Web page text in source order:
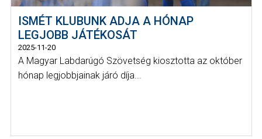
ISMÉT KLUBUNK ADJA A HÓNAP
LEGJOBB JÁTÉKOSÁT
2025-11-20
A Magyar Labdarúgó Szövetség kiosztotta az október
hónap legjobbjainak járó díja...